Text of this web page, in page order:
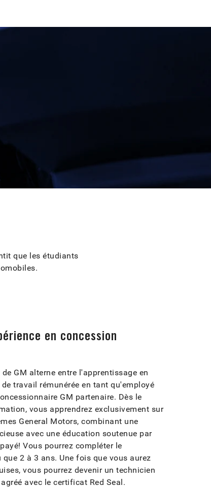
que les étudiants
en concession
de GM alterne entre l'apprentissage en
travail rémunérée en tant qu'employé
GM partenaire. Dès le
vous apprendrez exclusivement sur
General Motors, combinant une
avec une éducation soutenue par
Vous pourrez compléter le
2 à 3 ans. Une fois que vous aurez
vous pourrez devenir un technicien
avec le certificat Red Seal.